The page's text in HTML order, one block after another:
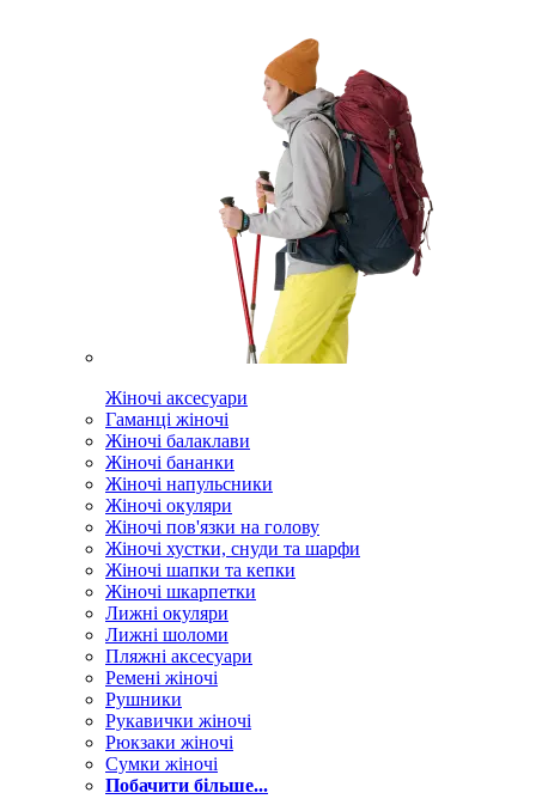
Жіночі аксесуари
Гаманці жіночі
Жіночі балаклави
Жіночі бананки
Жіночі напульсники
Жіночі окуляри
Жіночі пов'язки на голову
Жіночі хустки, снуди та шарфи
Жіночі шапки та кепки
Жіночі шкарпетки
Лижні окуляри
Лижні шоломи
Пляжні аксесуари
Ремені жіночі
Рушники
Рукавички жіночі
Рюкзаки жіночі
Сумки жіночі
Побачити більше...